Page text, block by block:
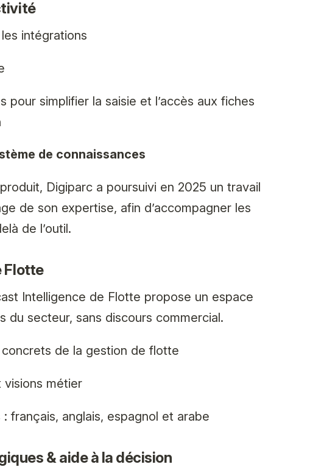
intégrations
pour simplifier la saisie et l’accès aux fiches
de connaissances
Digiparc a poursuivi en 2025 un travail
de son expertise, afin d’accompagner les
de l’outil.
Flotte
Intelligence de Flotte propose un espace
du secteur, sans discours commercial.
de la gestion de flotte
métier
français, anglais, espagnol et arabe
& aide à la décision